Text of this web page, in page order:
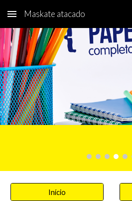
Skip to main content
Maskate atacado
Início